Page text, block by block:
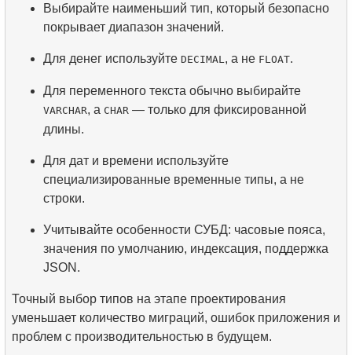
Выбирайте наименьший тип, который безопасно
покрывает диапазон значений.
Для денег используйте DECIMAL , а не FLOAT.
Для переменного текста обычно выбирайте
VARCHAR, а CHAR — только для фиксированной
длины.
Для дат и времени используйте
специализированные временные типы, а не
строки.
Учитывайте особенности СУБД: часовые пояса,
значения по умолчанию, индексация, поддержка
JSON.
Точный выбор типов на этапе проектирования
уменьшает количество миграций, ошибок приложения и
проблем с производительностью в будущем.